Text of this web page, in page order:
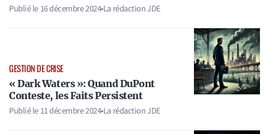
Publié le16 décembre 2024•La rédaction JDE
GESTION DE CRISE
« Dark Waters »: Quand DuPont
Conteste, les Faits Persistent
Publié le11 décembre 2024•La rédaction JDE